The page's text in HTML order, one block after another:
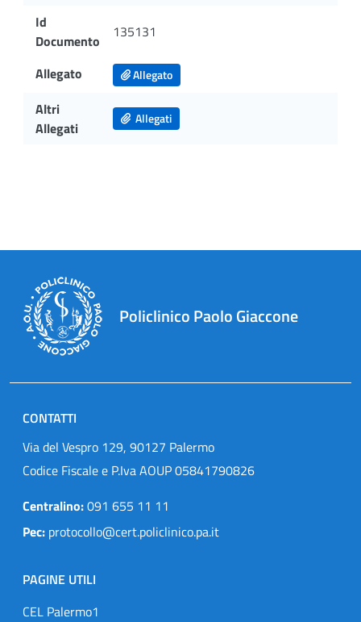
Id
Documento
135131
Allegato Allegato
Altri
Allegati
Allegati
Policlinico Paolo Giaccone
CONTATTI
Via del Vespro 129, 90127 Palermo
Codice Fiscale e P.Iva AOUP 05841790826
Centralino:091 655 11 11
Pec: protocollo@cert.policlinico.pa.it
PAGINE UTILI
CEL Palermo1